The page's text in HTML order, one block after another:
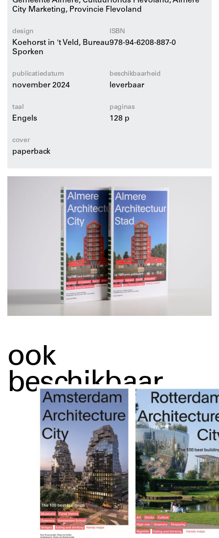
Buiten de architectonische hoogtepunten tipt de gids
zebrapad van Europa en het door kinderen ontworpen
Klokhuis. Ook vertelt de gids waar je sporen van de
stadsgeschiedenis kunt vinden, zoals bij het Bivakhuisje
waar de kwartiermakers van de stad Almere woonden.
verborgen juweeltjes én talloze weetjes en anekdotes
over Almere en zijn jonge monumenten.
City Marketing, Provincie Flevoland
design
Koehorst in 't Veld, Bureau
Sporken
ISBN
978-94-6208-887-0
publicatiedatum
november 2024
beschikbaarheid
leverbaar
taal
Engels
paginas
128 p
cover
paperback
ook
beschikbaar